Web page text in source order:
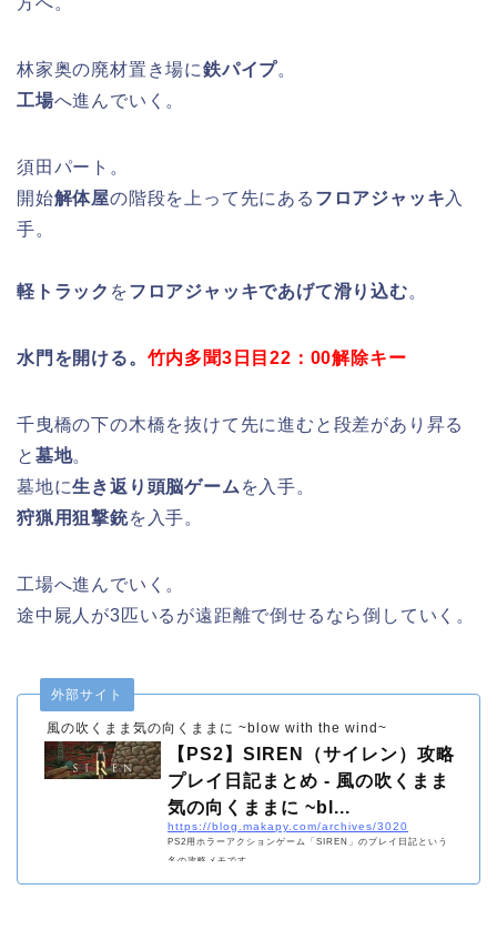
林家奥の廃材置き場に鉄パイプ。
工場へ進んでいく。
須田パート。
開始解体屋の階段を上って先にある フロアジャッキ 入
手。
軽トラック をフロアジャッキであげて滑り込む。
水門を開ける。 竹内多聞3日目22：00解除キー
千曳橋の下の木橋を抜けて先に進むと段差があり昇る
と 墓地。
墓地に生き返り頭脳ゲーム を入手。
狩猟用狙撃銃を入手。
工場へ進んでいく。
途中屍人が3匹いるが遠距離で倒せるなら倒していく。
風の吹くまま気の向くままに ~blow with the wind~
外部サイト
【PS2】SIREN（サイレン）攻略
プレイ日記まとめ - 風の吹くまま
気の向くままに ~bl...
https://blog.makapy.com/archives/3020
PS2用ホラーアクションゲーム「SIREN」のプレイ日記という
名の攻略メモです。